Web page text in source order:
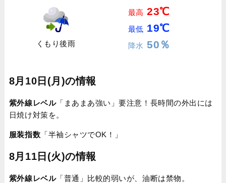
くもり後雨
最高 23℃
最低 19℃
降水 50％
8月10日(月)の情報
紫外線レベル「まあまあ強い」要注意！長時間の外出には
日焼け対策を。
服装指数 「半袖シャツでOK！」
8月11日(火)の情報
紫外線レベル「普通」比較的弱いが、油断は禁物。